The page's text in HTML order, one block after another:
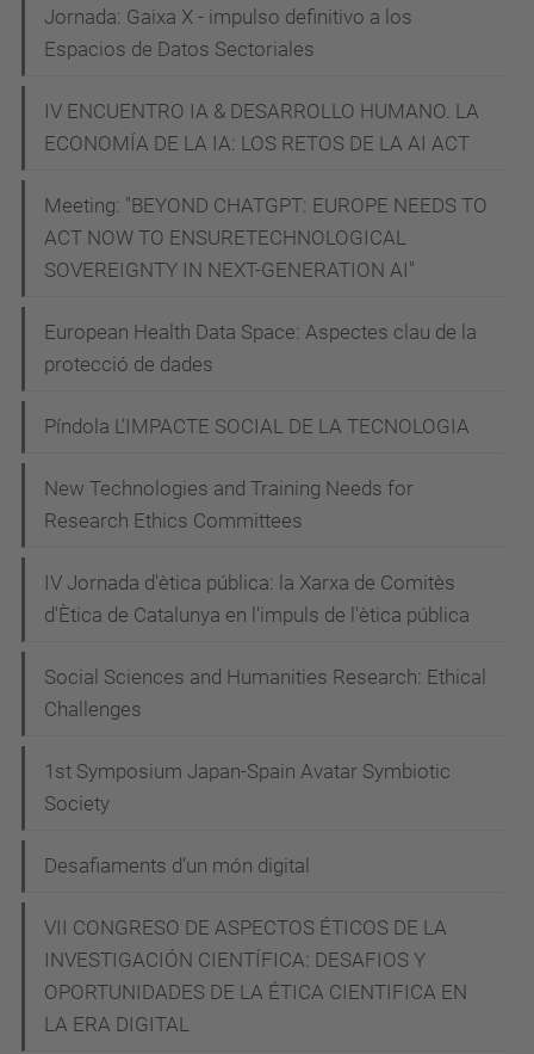
r
o
i
e
o
l
-
Jornada: Gaixa X - impulso definitivo a los
Espacios de Datos Sectoriales
IV ENCUENTRO IA & DESARROLLO HUMANO. LA
ECONOMÍA DE LA IA: LOS RETOS DE LA AI ACT
Meeting: "BEYOND CHATGPT: EUROPE NEEDS TO
ACT NOW TO ENSURETECHNOLOGICAL
SOVEREIGNTY IN NEXT-GENERATION AI"
European Health Data Space: Aspectes clau de la
protecció de dades
Píndola L’IMPACTE SOCIAL DE LA TECNOLOGIA
New Technologies and Training Needs for
Research Ethics Committees
IV Jornada d'ètica pública: la Xarxa de Comitès
d'Ètica de Catalunya en l'impuls de l'ètica pública
Social Sciences and Humanities Research: Ethical
Challenges
1st Symposium Japan-Spain Avatar Symbiotic
Society
Desafiaments d’un món digital
VII CONGRESO DE ASPECTOS ÉTICOS DE LA
INVESTIGACIÓN CIENTÍFICA: DESAFIOS Y
OPORTUNIDADES DE LA ÉTICA CIENTIFICA EN
LA ERA DIGITAL